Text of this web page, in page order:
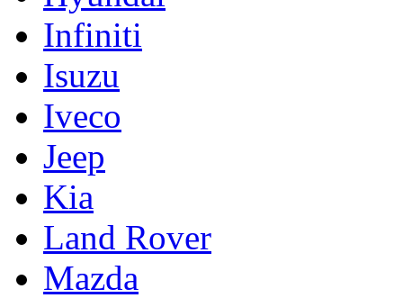
Infiniti
Isuzu
Iveco
Jeep
Kia
Land Rover
Mazda